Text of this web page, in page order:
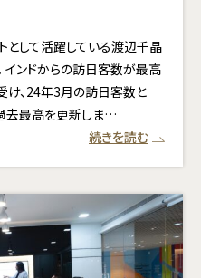
として活躍している渡辺千晶
インドからの訪日客数が最高
、24年3月の訪日客数と
去最高を更新しま…
続きを読む